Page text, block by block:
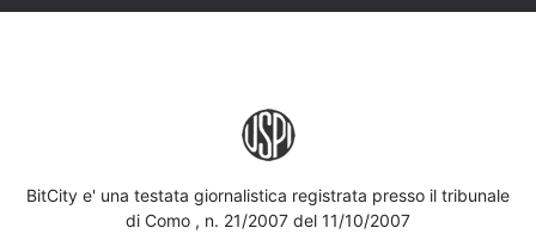
BitCity e' una testata giornalistica registrata presso il tribunale
di Como , n. 21/2007 del 11/10/2007